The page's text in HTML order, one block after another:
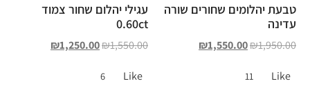
טבעת יהלומים שחורים שורה
עדינה
₪1,950.00
₪1,550.00
Like
11
עגילי יהלום שחור צמוד
0.60ct
₪1,550.00
₪1,250.00
Like
6